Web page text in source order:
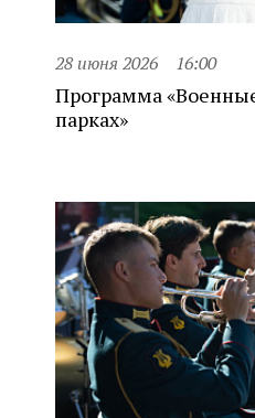
28 июня 2026 16:00
Программа
парках»